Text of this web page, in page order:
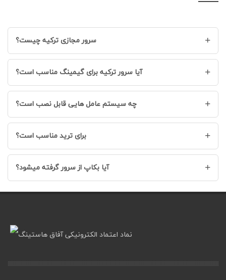
سرور مجازی ترکیه چیست؟ +
آیا سرور ترکیه برای گیمینگ مناسب است؟ +
چه سیستم عامل هایی قابل نصب است؟ +
برای ترید مناسب است؟ +
آیا بکاپ از سرور گرفته میشود؟ +